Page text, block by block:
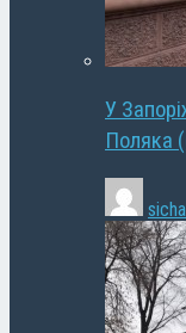
У
Поляка